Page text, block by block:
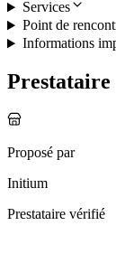
Services
Point de
Informations
Prestataire
Proposé par
Initium
Prestataire vérifié